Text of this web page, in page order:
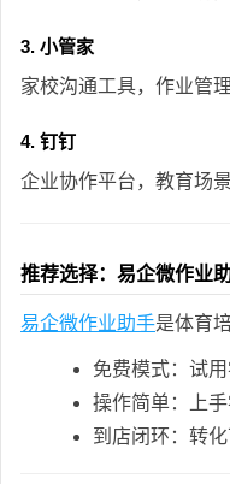
3. 小管家
家校沟通工具，作业管
4. 钉钉
企业协作平台，教育场
推荐选择：易企微作业
易企微作业助手是体育
免费模式：试
操作简单：上
到店闭环：转